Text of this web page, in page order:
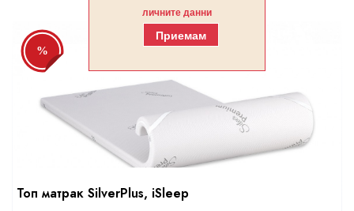
%
Топ матрак SilverPlus, iSleep
личните данни
Приемам